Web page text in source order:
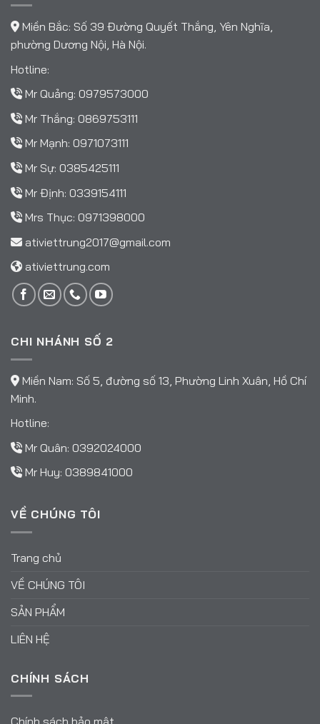
Miền Bắc: Số 39 Đường Quyết Thắng, Yên Nghĩa,
phường Dương Nội, Hà Nội.
Hotline:
Mr Quảng: 0979573000
Mr Thắng: 0869753111
Mr Mạnh: 0971073111
Mr Sự: 0385425111
Mr Định: 0339154111
Mrs Thục: 0971398000
ativiettrung2017@gmail.com
ativiettrung.com
CHI NHÁNH SỐ 2
Miền Nam: Số 5, đường số 13, Phường Linh Xuân, Hồ Chí
Minh.
Hotline:
Mr Quân: 0392024000
Mr Huy: 0389841000
VỀ CHÚNG TÔI
Trang chủ
VỀ CHÚNG TÔI
SẢN PHẨM
LIÊN HỆ
CHÍNH SÁCH